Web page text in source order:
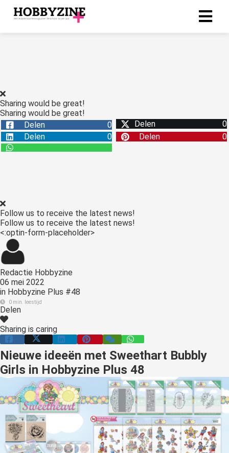
Sharing would be great!
Sharing would be great!
Delen
0 Delen
0
Delen
0 Delen 0
Follow us to receive the latest news!
Follow us to receive the latest news!
<:optin-form-placeholder>
Redactie Hobbyzine
06 mei 2022
in Hobbyzine Plus #48
0 min. leestijd
Delen
Sharing is caring
Nieuwe ideeën met Sweethart Bubbly
Girls in Hobbyzine Plus 48
zijn
deze
kan de
worden
om
te
over
van
op
gebruikt